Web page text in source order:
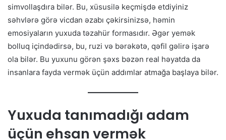
simvollaşdıra bilər. Bu, xüsusilə keçmişdə etdiyiniz
səhvlərə görə vicdan əzabı çəkirsinizsə, həmin
emosiyaların yuxuda təzahür formasıdır. Əgər yemək
bolluq içindədirsə, bu, ruzi və bərəkətə, qəfil gəlirə işarə
ola bilər. Bu yuxunu görən şəxs bəzən real həyatda da
insanlara fayda vermək üçün addımlar atmağa başlaya bilər.
Yuxuda tanımadığı adam
üçün ehsan vermək